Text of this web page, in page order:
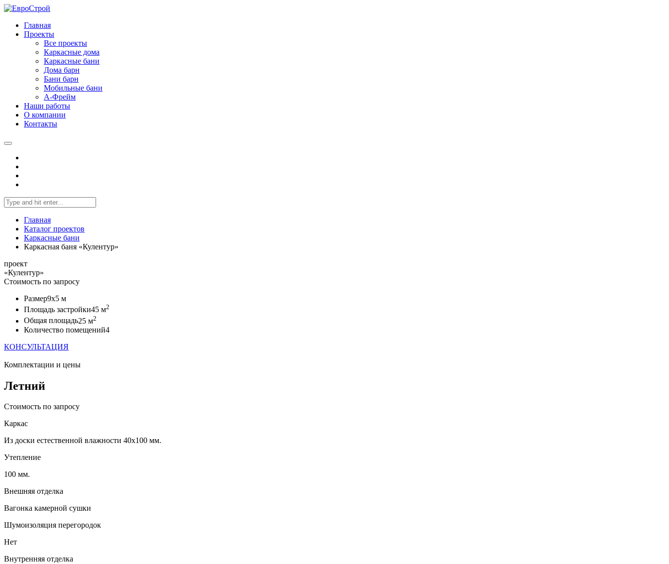
Главная
Проекты
Все проекты
Каркасные дома
Каркасные бани
Дома барн
Бани барн
Мобильные бани
А-Фрейм
Наши работы
О компании
Контакты
Главная
Каталог проектов
Каркасные бани
Каркасная баня «Кулентур»
проект
«Кулентур»
Стоимость по запросу
Размер9x5 м
Площадь застройки45 м2
Общая площадь25 м2
Количество помещений4
КОНСУЛЬТАЦИЯ
Комплектации и цены
Летний
Стоимость по запросу
Каркас
Из доски естественной влажности 40х100 мм.
Утепление
100 мм.
Внешняя отделка
Вагонка камерной сушки
Шумоизоляция перегородок
Нет
Внутренняя отделка